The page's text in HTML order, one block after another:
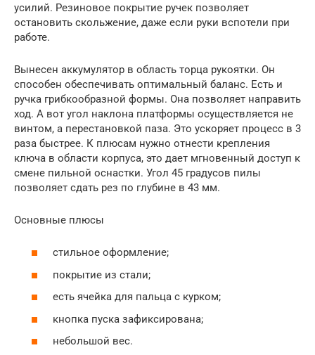
усилий. Резиновое покрытие ручек позволяет
остановить скольжение, даже если руки вспотели при
работе.
Вынесен аккумулятор в область торца рукоятки. Он
способен обеспечивать оптимальный баланс. Есть и
ручка грибкообразной формы. Она позволяет направить
ход. А вот угол наклона платформы осуществляется не
винтом, а перестановкой паза. Это ускоряет процесс в 3
раза быстрее. К плюсам нужно отнести крепления
ключа в области корпуса, это дает мгновенный доступ к
смене пильной оснастки. Угол 45 градусов пилы
позволяет сдать рез по глубине в 43 мм.
Основные плюсы
стильное оформление;
покрытие из стали;
есть ячейка для пальца с курком;
кнопка пуска зафиксирована;
небольшой вес.